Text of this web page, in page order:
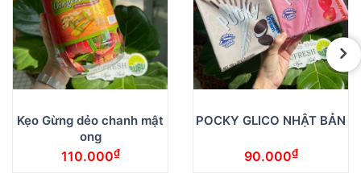
Kẹo Gừng dẻo chanh mật
ong
110.000₫
POCKY GLICO NHẬT BẢN
90.000₫